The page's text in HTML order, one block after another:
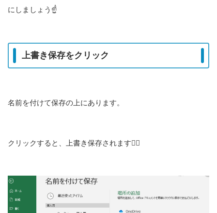
にしましょう☝
上書き保存をクリック
名前を付けて保存の上にあります。
クリックすると、上書き保存されます🙆‍♀️